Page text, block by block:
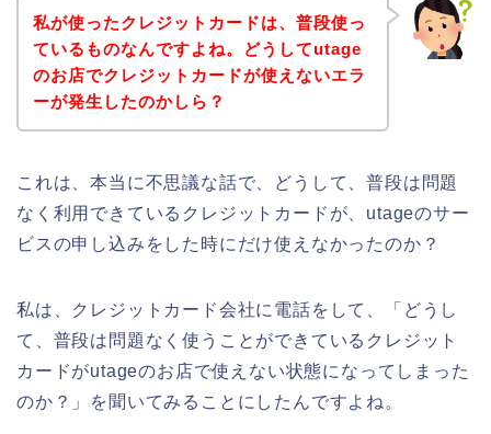
私が使ったクレジットカードは、普段使っ
ているものなんですよね。どうしてutage
のお店でクレジットカードが使えないエラ
ーが発生したのかしら？
これは、本当に不思議な話で、どうして、普段は問題
なく利用できているクレジットカードが、utageのサー
ビスの申し込みをした時にだけ使えなかったのか？
私は、クレジットカード会社に電話をして、「どうし
て、普段は問題なく使うことができているクレジット
カードがutageのお店で使えない状態になってしまった
のか？」を聞いてみることにしたんですよね。